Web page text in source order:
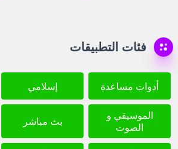
فئات التطبيقات
أدوات مساعدة إسلامي
الموسيقي و
الصوت
بث مباشر